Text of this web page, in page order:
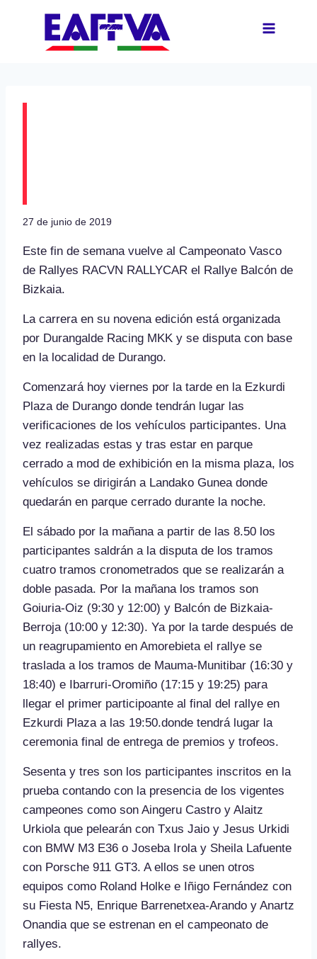
contenido
27 de junio de 2019
Este fin de semana vuelve al Campeonato Vasco
de Rallyes RACVN RALLYCAR el Rallye Balcón de
Bizkaia.
La carrera en su novena edición está organizada
por Durangalde Racing MKK y se disputa con base
en la localidad de Durango.
Comenzará hoy viernes por la tarde en la Ezkurdi
Plaza de Durango donde tendrán lugar las
verificaciones de los vehículos participantes. Una
vez realizadas estas y tras estar en parque
cerrado a mod de exhibición en la misma plaza, los
vehículos se dirigirán a Landako Gunea donde
quedarán en parque cerrado durante la noche.
El sábado por la mañana a partir de las 8.50 los
participantes saldrán a la disputa de los tramos
cuatro tramos cronometrados que se realizarán a
doble pasada. Por la mañana los tramos son
Goiuria-Oiz (9:30 y 12:00) y Balcón de Bizkaia-
Berroja (10:00 y 12:30). Ya por la tarde después de
un reagrupamiento en Amorebieta el rallye se
traslada a los tramos de Mauma-Munitibar (16:30 y
18:40) e Ibarruri-Oromiño (17:15 y 19:25) para
llegar el primer participoante al final del rallye en
Ezkurdi Plaza a las 19:50.donde tendrá lugar la
ceremonia final de entrega de premios y trofeos.
Sesenta y tres son los participantes inscritos en la
prueba contando con la presencia de los vigentes
campeones como son Aingeru Castro y Alaitz
Urkiola que pelearán con Txus Jaio y Jesus Urkidi
con BMW M3 E36 o Joseba Irola y Sheila Lafuente
con Porsche 911 GT3. A ellos se unen otros
equipos como Roland Holke e Iñigo Fernández con
su Fiesta N5, Enrique Barrenetxea-Arando y Anartz
Onandia que se estrenan en el campeonato de
rallyes.